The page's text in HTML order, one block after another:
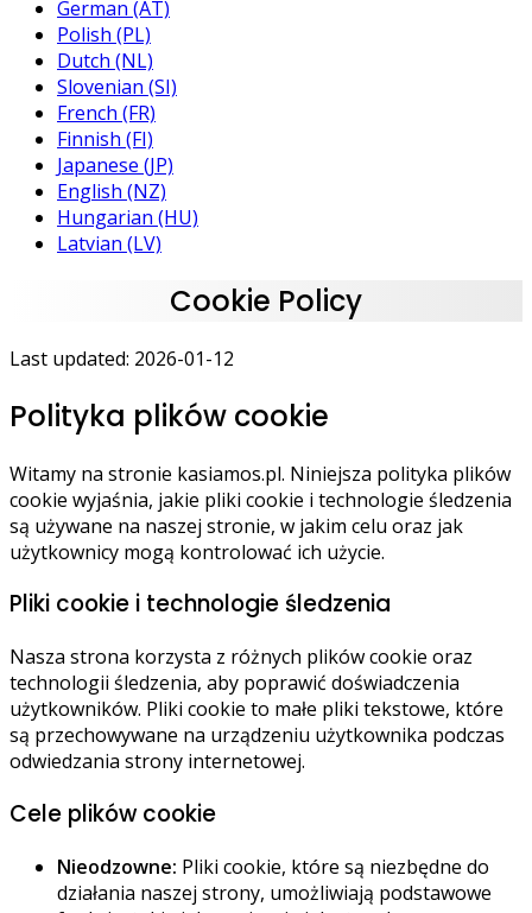
German (AT)
Polish (PL)
Dutch (NL)
Slovenian (SI)
French (FR)
Finnish (FI)
Japanese (JP)
English (NZ)
Hungarian (HU)
Latvian (LV)
Cookie Policy
Last updated: 2026-01-12
Polityka plików cookie
Witamy na stronie kasiamos.pl. Niniejsza polityka plików
cookie wyjaśnia, jakie pliki cookie i technologie śledzenia
są używane na naszej stronie, w jakim celu oraz jak
użytkownicy mogą kontrolować ich użycie.
Pliki cookie i technologie śledzenia
Nasza strona korzysta z różnych plików cookie oraz
technologii śledzenia, aby poprawić doświadczenia
użytkowników. Pliki cookie to małe pliki tekstowe, które
są przechowywane na urządzeniu użytkownika podczas
odwiedzania strony internetowej.
Cele plików cookie
Nieodzowne: Pliki cookie, które są niezbędne do
działania naszej strony, umożliwiają podstawowe